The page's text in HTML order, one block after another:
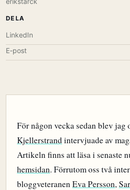
För någon vecka sedan blev jag
Kjellerstrandintervjuade av
Artikeln finns att läsa i senaste
hemsidan. Förrutom oss två
bloggveteranen Eva Persson,
DELA
LinkedIn
E-post